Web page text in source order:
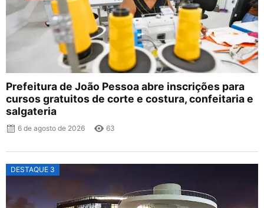
Prefeitura de João Pessoa abre inscrições para
cursos gratuitos de corte e costura, confeitaria e
salgateria
6 de agosto de 2026 63
DESTAQUE 3